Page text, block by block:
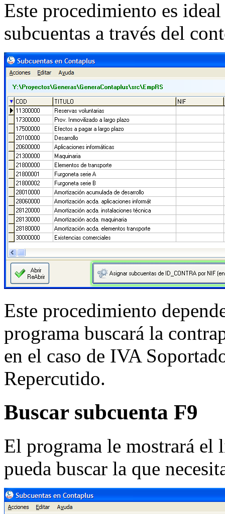
Este procedimiento es
subcuentas a través del
Este procedimiento
programa buscará la
en el caso de IVA
Repercutido.
Buscar subcuenta F9
El programa le mostrará el
pueda buscar la que